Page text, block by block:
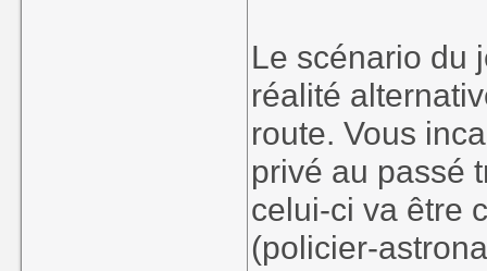
Le scénario du
réalité
route. Vous
privé au passé
celui-ci va être
(policier-